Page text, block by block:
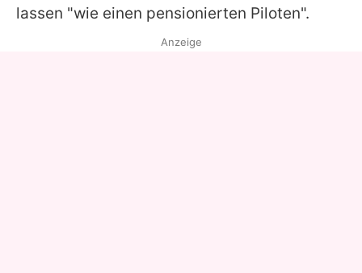
lassen "wie einen pensionierten Piloten".
Anzeige